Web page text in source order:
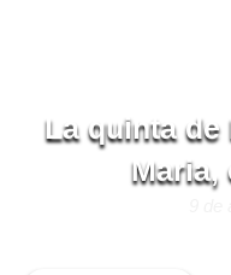
La quinta de
Maria,